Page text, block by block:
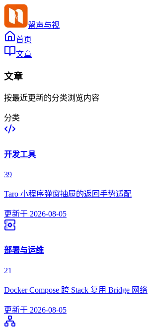
留声与视
首页
文章
文章
按最近更新的分类浏览内容
分类
开发工具
39
Taro 小程序弹窗抽屉的返回手势适配
更新于 2026-08-05
部署与运维
21
Docker Compose 跨 Stack 复用 Bridge 网络
更新于 2026-08-05